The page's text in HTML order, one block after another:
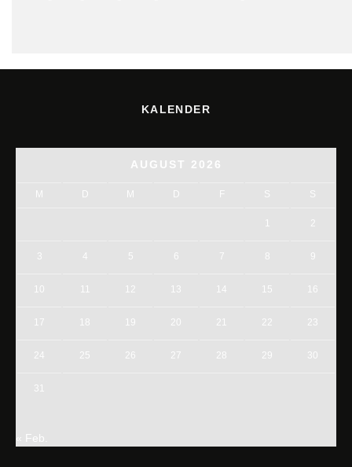
KALENDER
AUGUST 2026
M D M D F S S
1 2
3 5 6 7 8 9
10 11 12 13 14 15 16
17 18 19 20 21 22 23
24 25 26 27 28 29 30
31
« Feb.